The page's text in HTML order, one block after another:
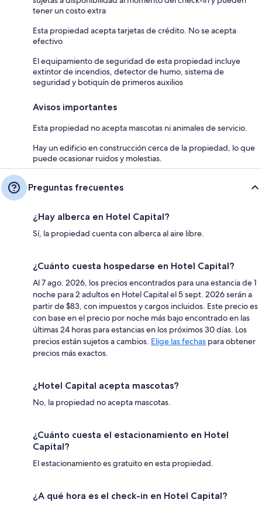
tener un costo extra
Esta propiedad acepta tarjetas de crédito. No se acepta
efectivo
El equipamiento de seguridad de esta propiedad incluye
extintor de incendios, detector de humo, sistema de
seguridad y botiquín de primeros auxilios
Avisos importantes
Esta propiedad no acepta mascotas ni animales de servicio.
Hay un edificio en construcción cerca de la propiedad, lo que
puede ocasionar ruidos y molestias.
Preguntas frecuentes
¿Hay alberca en Hotel Capital?
Sí, la propiedad cuenta con alberca al aire libre.
¿Cuánto cuesta hospedarse en Hotel Capital?
Al 7 ago. 2026, los precios encontrados para una estancia de 1
noche para 2 adultos en Hotel Capital el 5 sept. 2026 serán a
partir de $83, con impuestos y cargos incluidos. Este precio es
con base en el precio por noche más bajo encontrado en las
últimas 24 horas para estancias en los próximos 30 días. Los
precios están sujetos a cambios. Elige las fechas para obtener
precios más exactos.
¿Hotel Capital acepta mascotas?
No, la propiedad no acepta mascotas.
¿Cuánto cuesta el estacionamiento en Hotel
Capital?
El estacionamiento es gratuito en esta propiedad.
¿A qué hora es el check-in en Hotel Capital?